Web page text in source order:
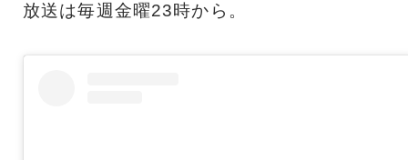
放送は毎週金曜23時から。